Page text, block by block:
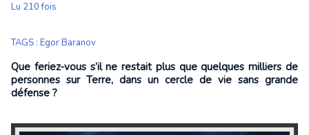
Lu 210 fois
TAGS : Egor Baranov
Que feriez-vous s’il ne restait plus que quelques milliers de
personnes sur Terre, dans un cercle de vie sans grande
défense ?